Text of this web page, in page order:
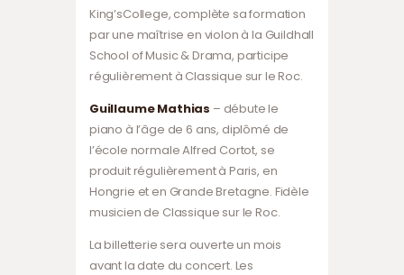
King’sCollege, complète sa formation
par une maîtrise en violon à la Guildhall
School of Music & Drama, participe
régulièrement à Classique sur le Roc.
Guillaume Mathias – débute le
piano à l’âge de 6 ans, diplômé de
l’école normale Alfred Cortot, se
produit régulièrement à Paris, en
Hongrie et en Grande Bretagne. Fidèle
musicien de Classique sur le Roc.
La billetterie sera ouverte un mois
avant la date du concert. Les